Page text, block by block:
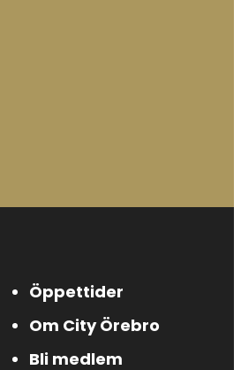
Öppettider
Om City Örebro
Bli medlem